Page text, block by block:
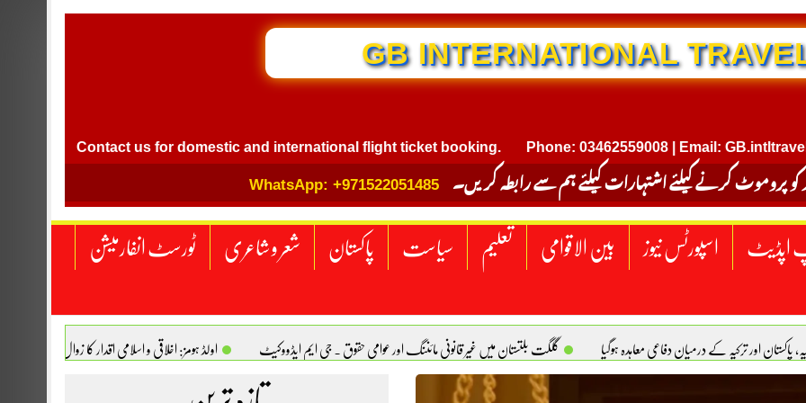
GB INTERNATIONAL TRAVEL
Contact us for domestic and international flight ticket booking. Phone: 03462559008 | Email:
کو پروموٹ کرنے کیلئے اشتہارات کیلئے ہم سے رابطہ کریں۔ WhatsApp: +971522051485
اپڈیٹ اسپورٹس نیوز بین الاقوامی تعلیم سیاست پاکستان شعر و شاعری ٹورسٹ انفارمیشن
پاکستان اور ترکیہ کے درمیان دفاعی معاہدہ ہوگیا گلگت بلتستان میں غیر قانونی مائننگ اور عوامی حقوق . جی ایم ایڈووکیٹ اولڈ ہومز: اخلاقی و اسلامی اقدار کا زوال. سیدہ
سبز پاکستان، خوشحال پاکستان . سلیم خان ہیوسٹن (ٹیکساس) امریکا یومِ استحصالِ کشمیر انجینیئر علی رضوان چوہدری